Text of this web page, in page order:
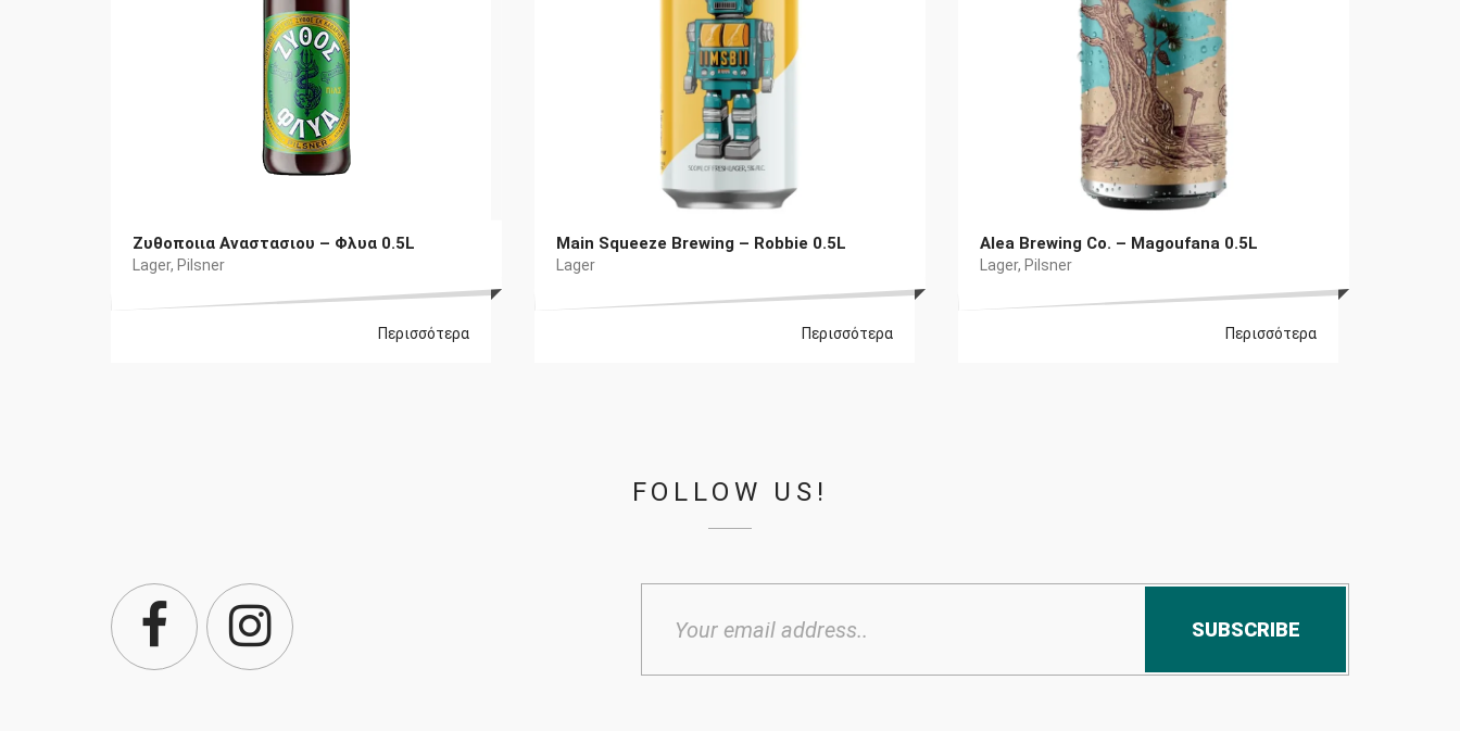
Ζυθοποιια Αναστασιου – Φλυα 0.5L
Lager, Pilsner
Περισσότερα
Main Squeeze Brewing – Robbie 0.5L
Lager
Περισσότερα
Alea Brewing Co. – Magoufana 0.5L
Lager, Pilsner
Περισσότερα
FOLLOW US!
SUBSCRIBE